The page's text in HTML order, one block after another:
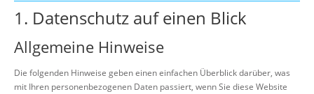
1. Datenschutz auf einen Blick
Allgemeine Hinweise
Die folgenden Hinweise geben einen einfachen Überblick darüber, was
mit Ihren personenbezogenen Daten passiert, wenn Sie diese Website